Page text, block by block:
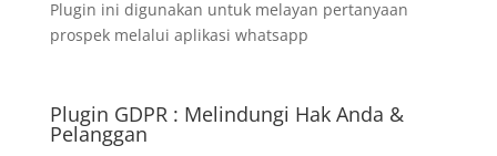
Plugin ini digunakan untuk melayan pertanyaan
prospek melalui aplikasi whatsapp
Plugin GDPR : Melindungi Hak Anda &
Pelanggan